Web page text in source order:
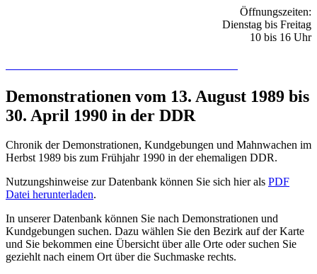
Öffnungszeiten:
Dienstag bis Freitag
10 bis 16 Uhr
Demonstrationen vom 13. August 1989 bis
30. April 1990 in der DDR
Chronik der Demonstrationen, Kundgebungen und Mahnwachen im
Herbst 1989 bis zum Frühjahr 1990 in der ehemaligen DDR.
Nutzungshinweise zur Datenbank können Sie sich hier als PDF
Datei herunterladen.
In unserer Datenbank können Sie nach Demonstrationen und
Kundgebungen suchen. Dazu wählen Sie den Bezirk auf der Karte
und Sie bekommen eine Übersicht über alle Orte oder suchen Sie
geziehlt nach einem Ort über die Suchmaske rechts.